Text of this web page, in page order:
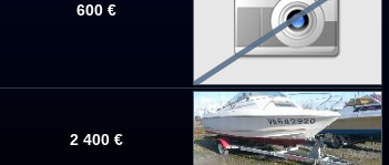
600 €
2 400 €